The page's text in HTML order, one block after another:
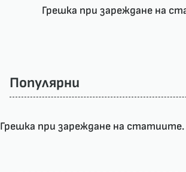
Грешка при зареждане на
Популярни
Грешка при зареждане на статиите.